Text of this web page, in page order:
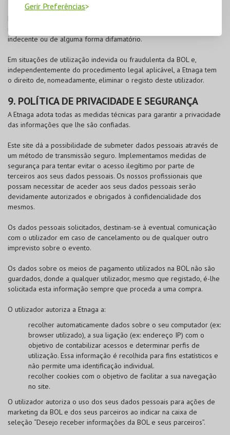
Gerir Preferências
Esta plataforma não deverá ser utilizada para a troca de vírus
informáticos, mailings em massa, material ilegal, ofensivo, abusivo,
indecente ou de alguma forma difamatório.
Em situações de utilização indevida ou fraudulenta da BOLe,
independentemente do procedimento legal aplicável, a Etnaga tem
o direito de, nomeadamente, eliminar o registo deste utilizador.
9. POLÍTICA DE PRIVACIDADE E SEGURANÇA
A Etnaga adota todas as medidas técnicas para garantir a privacidade
das informações que lhe são confiadas.
Este site dá a possibilidade de submeter dados pessoais através de
um método de transmissão seguro. Implementamos medidas de
segurança para tentar evitar o acesso ilegítimo por parte de
terceiros aos seus dados pessoais. Os nossos profissionais que
possam necessitar de aceder aos seus dados pessoais serão
devidamente autorizados e obrigados à confidencialidade dos
mesmos.
Os dados pessoais solicitados, destinam-se à eventual comunicação
com o utilizador em caso de cancelamento ou de qualquer outro
imprevisto sobre o evento.
Os dados sobre os meios de pagamento utilizados na BOLnão são
guardados, donde a qualquer utilizador, mesmo que registado, é-lhe
solicitada esta informação sempre que proceda a uma compra.
O utilizador autoriza a Etnaga a:
recolher automaticamente dados sobre o seu computador (ex:
browser utilizado), a sua ligação (ex: endereço IP) com o
objetivo de contabilizar acessos e determinar perfis de
utilização. Essa informação é recolhida para fins estatísticos e
não permite uma identificação individual.
recolher cookies com o objetivo de facilitar a sua navegação
no site.
O utilizador autoriza o uso dos seus dados pessoais para ações de
marketing da BOLe dos seus parceiros ao indicar na caixa de
seleção “Desejo receber informações da BOLe seus parceiros”.